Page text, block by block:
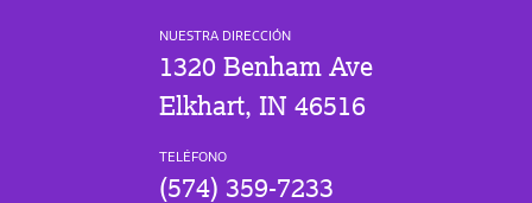
NUESTRA DIRECCIÓN
1320 Benham Ave
Elkhart, IN 46516
TELÉFONO
(574) 359-7233